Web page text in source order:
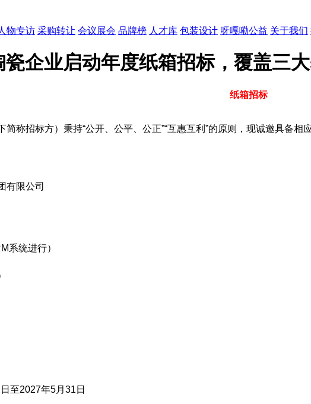
物专访 采购转让 会议展会 品牌榜 人才库 包装设计 呀嘎嘞公益 关于我们
企业启动年度纸箱招标，覆盖三
纸箱招标
简称招标方）秉持“公开、公平、公正”“互惠互利”的原则，现诚邀具备相
有限公司
系统进行）
至2027年5月31日